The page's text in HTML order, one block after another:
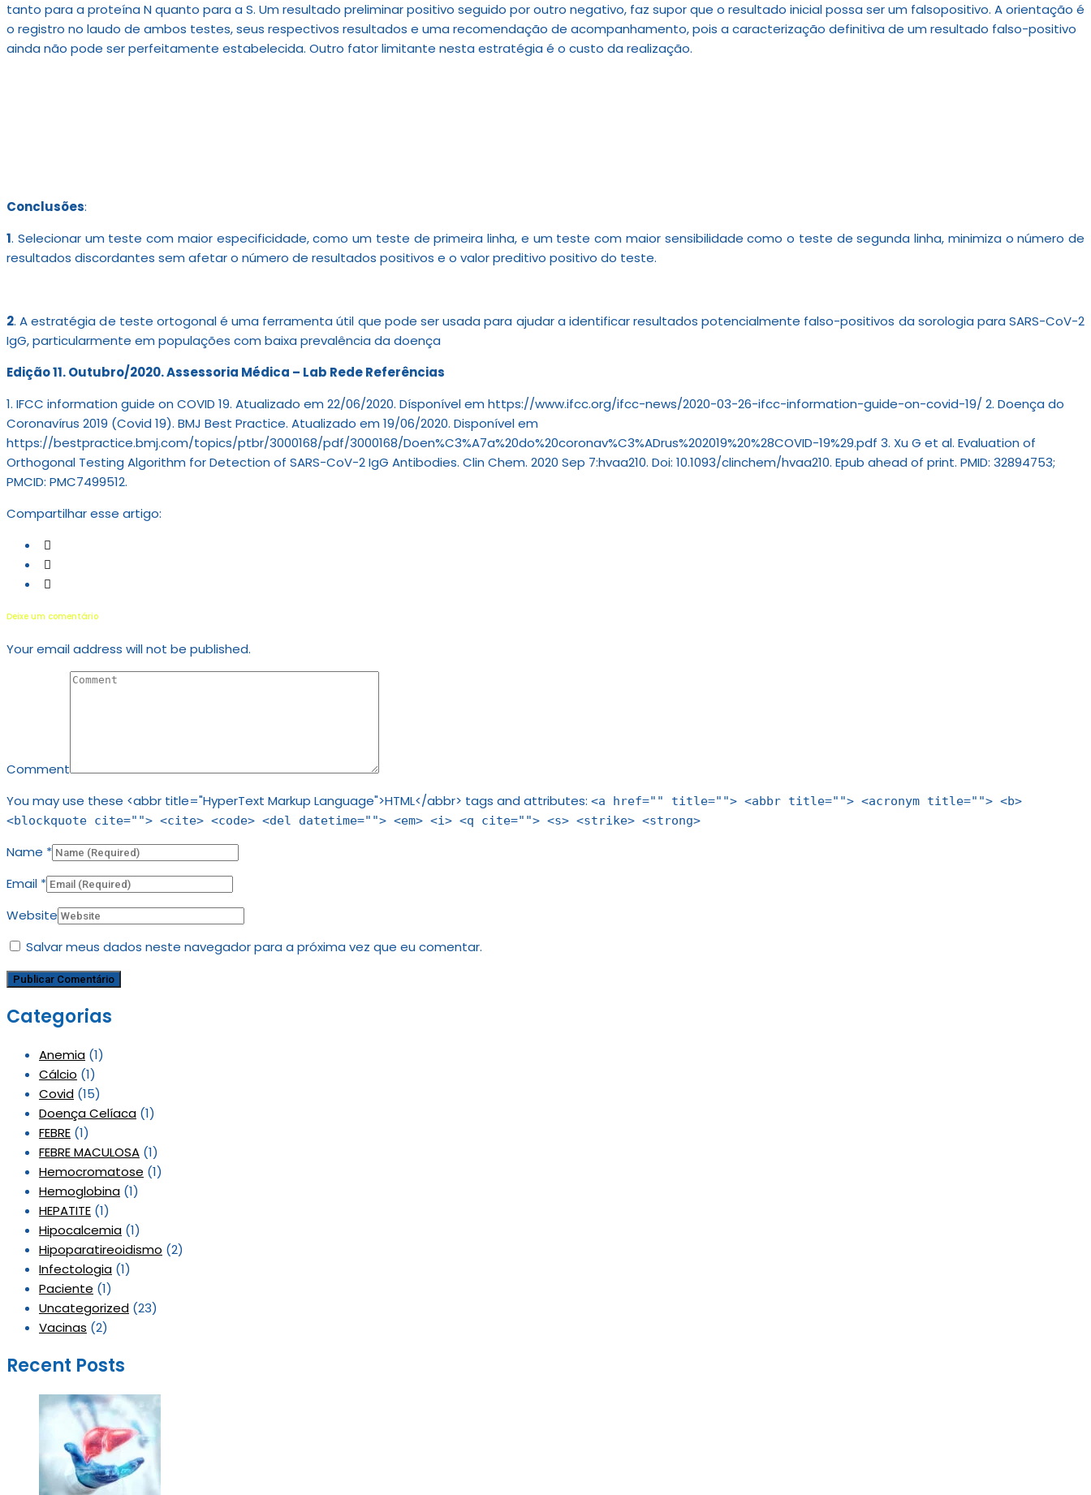
tanto para a proteína N quanto para a S. Um resultado preliminar positivo seguido por outro negativo, faz supor que o resultado inicial possa ser um falsopositivo. A orientação é
o registro no laudo de ambos testes, seus respectivos resultados e uma recomendação de acompanhamento, pois a caracterização definitiva de um resultado falso-positivo
ainda não pode ser perfeitamente estabelecida. Outro fator limitante nesta estratégia é o custo da realização.
Conclusões:
1. Selecionar um teste com maior especificidade, como um teste de primeira linha, e um teste com maior sensibilidade como o teste de segunda linha, minimiza o número de
resultados discordantes sem afetar o número de resultados positivos e o valor preditivo positivo do teste.
2. A estratégia de teste ortogonal é uma ferramenta útil que pode ser usada para ajudar a identificar resultados potencialmente falso-positivos da sorologia para SARS-CoV-2
IgG, particularmente em populações com baixa prevalência da doença
Edição 11. Outubro/2020. Assessoria Médica – Lab Rede Referências
1. IFCC information guide on COVID 19. Atualizado em 22/06/2020. Dísponível em https://www.ifcc.org/ifcc-news/2020-03-26-ifcc-information-guide-on-covid-19/ 2. Doença do
Coronavírus 2019 (Covid 19). BMJ Best Practice. Atualizado em 19/06/2020. Disponível em
https://bestpractice.bmj.com/topics/ptbr/3000168/pdf/3000168/Doen%C3%A7a%20do%20coronav%C3%ADrus%202019%20%28COVID-19%29.pdf 3. Xu G et al. Evaluation of
Orthogonal Testing Algorithm for Detection of SARS-CoV-2 IgG Antibodies. Clin Chem. 2020 Sep 7:hvaa210. Doi: 10.1093/clinchem/hvaa210. Epub ahead of print. PMID: 32894753;
PMCID: PMC7499512.
Compartilhar esse artigo:
Deixe um comentário
Your email address will not be published.
Comment
You may use these <abbr title="HyperText Markup Language">HTML</abbr> tags and attributes: <a href="" title=""> <abbr title=""> <acronym title=""> <b>
<blockquote cite=""> <cite> <code> <del datetime=""> <em> <i> <q cite=""> <s> <strike> <strong>
Name *
Email *
Website
Salvar meus dados neste navegador para a próxima vez que eu comentar.
Categorias
Anemia (1)
Cálcio (1)
Covid (15)
Doença Celíaca (1)
FEBRE (1)
FEBRE MACULOSA (1)
Hemocromatose (1)
Hemoglobina (1)
HEPATITE (1)
Hipocalcemia (1)
Hipoparatireoidismo (2)
Infectologia (1)
Paciente (1)
Uncategorized (23)
Vacinas (2)
Recent Posts